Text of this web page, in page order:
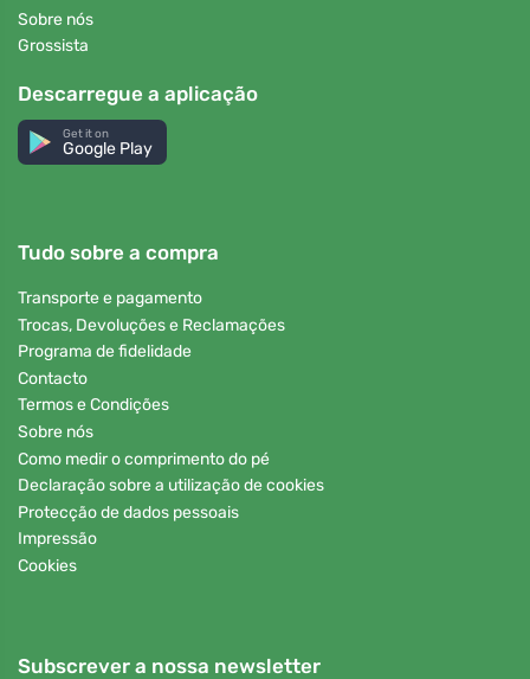
Sobre nós
Grossista
Descarregue a aplicação
Get it on
Google Play
Tudo sobre a compra
Transporte e pagamento
Trocas, Devoluções e Reclamações
Programa de fidelidade
Contacto
Termos e Condições
Sobre nós
Como medir o comprimento do pé
Declaração sobre a utilização de cookies
Protecção de dados pessoais
Impressão
Cookies
Subscrever a nossa newsletter